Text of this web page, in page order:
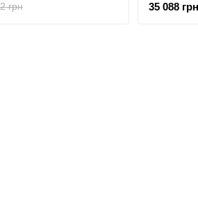
грн 35 088 грн